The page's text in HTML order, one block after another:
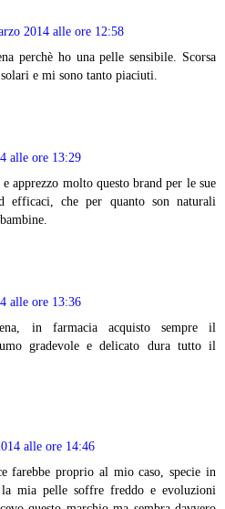
2014 alle ore 12:58
perchè ho una pelle sensibile. Scorsa
e mi sono tanto piaciuti.
alle ore 13:29
apprezzo molto questo brand per le sue
efficaci, che per quanto son naturali
alle ore 13:36
in farmacia acquisto sempre il
gradevole e delicato dura tutto il
alle ore 14:46
farebbe proprio al mio caso, specie in
mia pelle soffre freddo e evoluzioni